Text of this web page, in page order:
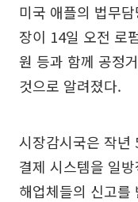
미국 애플의 법무
장이 14일 오전 로
원 등과 함께 공정
것으로 알려졌다.
시장감시국은 작년
결제 시스템을 일
해업체들의 신고를